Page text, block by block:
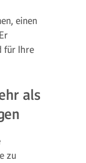
einen
für Ihre
als
zu